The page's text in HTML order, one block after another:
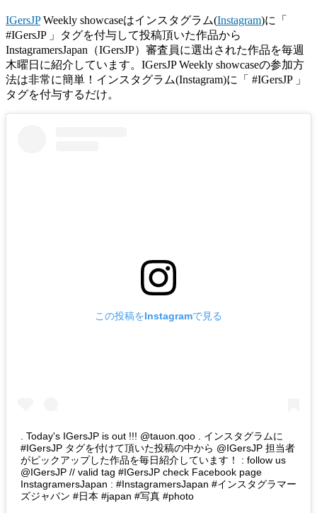
IGersJPWeekly showcaseはインスタグラム(Instagram)に「
#IGersJP 」タグを付与して投稿頂いた作品から
InstagramersJapan（IGersJP）審査員に選出された作品を毎週
木曜日に紹介しています。IGersJP Weekly showcaseの参加方
法は非常に簡単！インスタグラム(Instagram)に「 #IGersJP 」
タグを付与するだけ。
この投稿をInstagramで見る
. Today's IGersJP is out !!! @tauon.qoo . インスタグラムに
#IGersJP タグを付けて頂いた投稿の中から @IGersJP 担当者
がピックアップした作品を毎日紹介しています！ : follow us
@IGersJP // valid tag #IGersJP check Facebook page
InstagramersJapan : #InstagramersJapan #インスタグラマー
ズジャパン #日本 #japan #写真 #photo